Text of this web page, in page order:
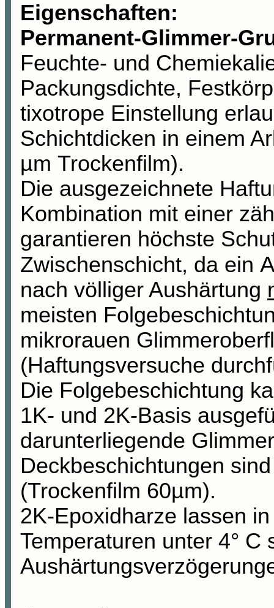
Eigenschaften:
Permanent-Glimmer-
Feuchte- und
Packungsdichte,
tixotrope Einstellung
Schichtdicken in einem
µm Trockenfilm).
Die ausgezeichnete
Kombination mit einer
garantieren höchste
Zwischenschicht, da ein
nach völliger Aushärtung
meisten
mikrorauen
(Haftungsversuche
Die Folgebeschichtung
1K- und 2K-Basis
darunterliegende
Deckbeschichtungen
(Trockenfilm 60µm).
2K-Epoxidharze lassen
Temperaturen unter 4°